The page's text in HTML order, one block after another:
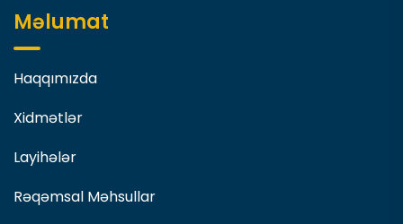
Məlumat
Haqqımızda
Xidmətlər
Layihələr
Rəqəmsal Məhsullar